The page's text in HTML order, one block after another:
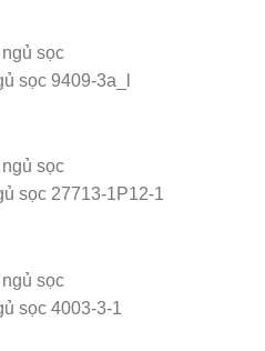
sọc 9409-3a_l
sọc 27713-1P12-1
sọc 4003-3-1